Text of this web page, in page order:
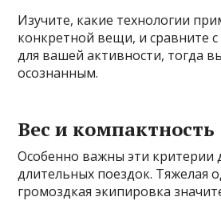
Изучите, какие технологии
конкретной вещи, и сравните с
для вашей активности, тогда
осознанным.
Вес и компактность
Особенно важны эти критерии
длительных поездок. Тяжелая
громоздкая экипировка